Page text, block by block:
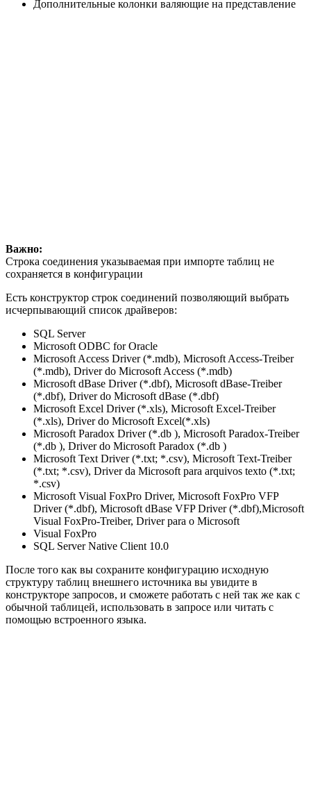
Дополнительные колонки валяющие на представление
Важно:
Строка соединения указываемая при импорте таблиц не
сохраняется в конфигурации
Есть конструктор строк соединений позволяющий выбрать
исчерпывающий список драйверов:
SQL Server
Microsoft ODBC for Oracle
Microsoft Access Driver (*.mdb), Microsoft Access-Treiber
(*.mdb), Driver do Microsoft Access (*.mdb)
Microsoft dBase Driver (*.dbf), Microsoft dBase-Treiber
(*.dbf), Driver do Microsoft dBase (*.dbf)
Microsoft Excel Driver (*.xls), Microsoft Excel-Treiber
(*.xls), Driver do Microsoft Excel(*.xls)
Microsoft Paradox Driver (*.db ), Microsoft Paradox-Treiber
(*.db ), Driver do Microsoft Paradox (*.db )
Microsoft Text Driver (*.txt; *.csv), Microsoft Text-Treiber
(*.txt; *.csv), Driver da Microsoft para arquivos texto (*.txt;
*.csv)
Microsoft Visual FoxPro Driver, Microsoft FoxPro VFP
Driver (*.dbf), Microsoft dBase VFP Driver (*.dbf),Microsoft
Visual FoxPro-Treiber, Driver para o Microsoft
Visual FoxPro
SQL Server Native Client 10.0
После того как вы сохраните конфигурацию исходную
структуру таблиц внешнего источника вы увидите в
конструкторе запросов, и сможете работать с ней так же как с
обычной таблицей, использовать в запросе или читать с
помощью встроенного языка.